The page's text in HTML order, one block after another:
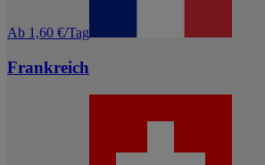
Ab 1,60 €/Tag
Frankreich